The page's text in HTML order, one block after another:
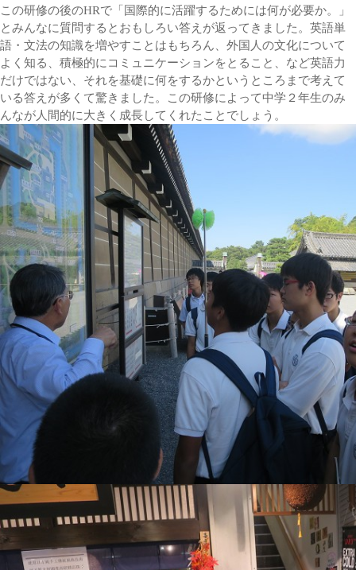
この研修の後のHRで「国際的に活躍するためには何が必要か。」
とみんなに質問するとおもしろい答えが返ってきました。英語単
語・文法の知識を増やすことはもちろん、外国人の文化について
よく知る、積極的にコミュニケーションをとること、など英語力
だけではない、それを基礎に何をするかというところまで考えて
いる答えが多くて驚きました。この研修によって中学２年生のみ
んなが人間的に大きく成長してくれたことでしょう。